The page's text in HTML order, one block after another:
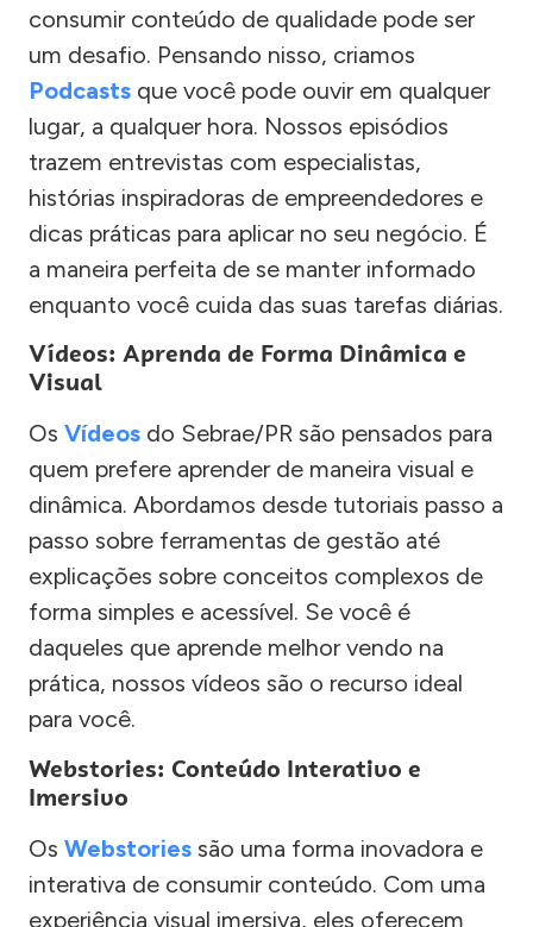
consumir conteúdo de qualidade pode ser
um desafio. Pensando nisso, criamos
Podcasts que você pode ouvir em qualquer
lugar, a qualquer hora. Nossos episódios
trazem entrevistas com especialistas,
histórias inspiradoras de empreendedores e
dicas práticas para aplicar no seu negócio. É
a maneira perfeita de se manter informado
enquanto você cuida das suas tarefas diárias.
Vídeos: Aprenda de Forma Dinâmica e
Visual
Os Vídeos do Sebrae/PR são pensados para
quem prefere aprender de maneira visual e
dinâmica. Abordamos desde tutoriais passo a
passo sobre ferramentas de gestão até
explicações sobre conceitos complexos de
forma simples e acessível. Se você é
daqueles que aprende melhor vendo na
prática, nossos vídeos são o recurso ideal
para você.
Webstories: Conteúdo Interativo e
Imersivo
Os Webstories são uma forma inovadora e
interativa de consumir conteúdo. Com uma
experiência visual imersiva, eles oferecem